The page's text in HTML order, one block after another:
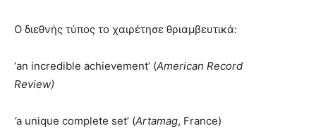
O διεθνής τύπος το χαιρέτησε θριαμβευτικά:
‘an incredible achievement’ (American Record
Review)
‘a unique complete set’ (Artamag, France)